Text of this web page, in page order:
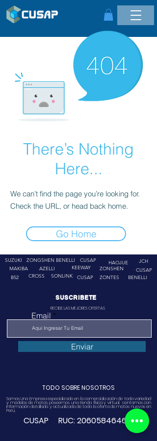
There’s Nothing
Here...
We can’t find the page you’re looking for.
Check the URL, or head back home.
Go Home
SUZUKI
ZONGSHEN
MAKIBA
AZELLI
BENELLI
CUSAP
KEEWAY
B52
CROSS SONLINK CUSAP
HAOJUE
JCH
ZONSHEN
ZONTES
CUSAP
BENELLI
SUSCRIBETE
RECIBE LAS MEJORES OFERTAS
Email
Enviar
TODO SOBRE NOSOTROS
Somos Una Empresa especializado en la comercialización de toda variedad
y modelos de motos, poseemos una tienda física y virtual. contamos con
información detallada y actualizada de toda la oferta de motos nuevas en
Perú.
CUSAP RUC:20605846468